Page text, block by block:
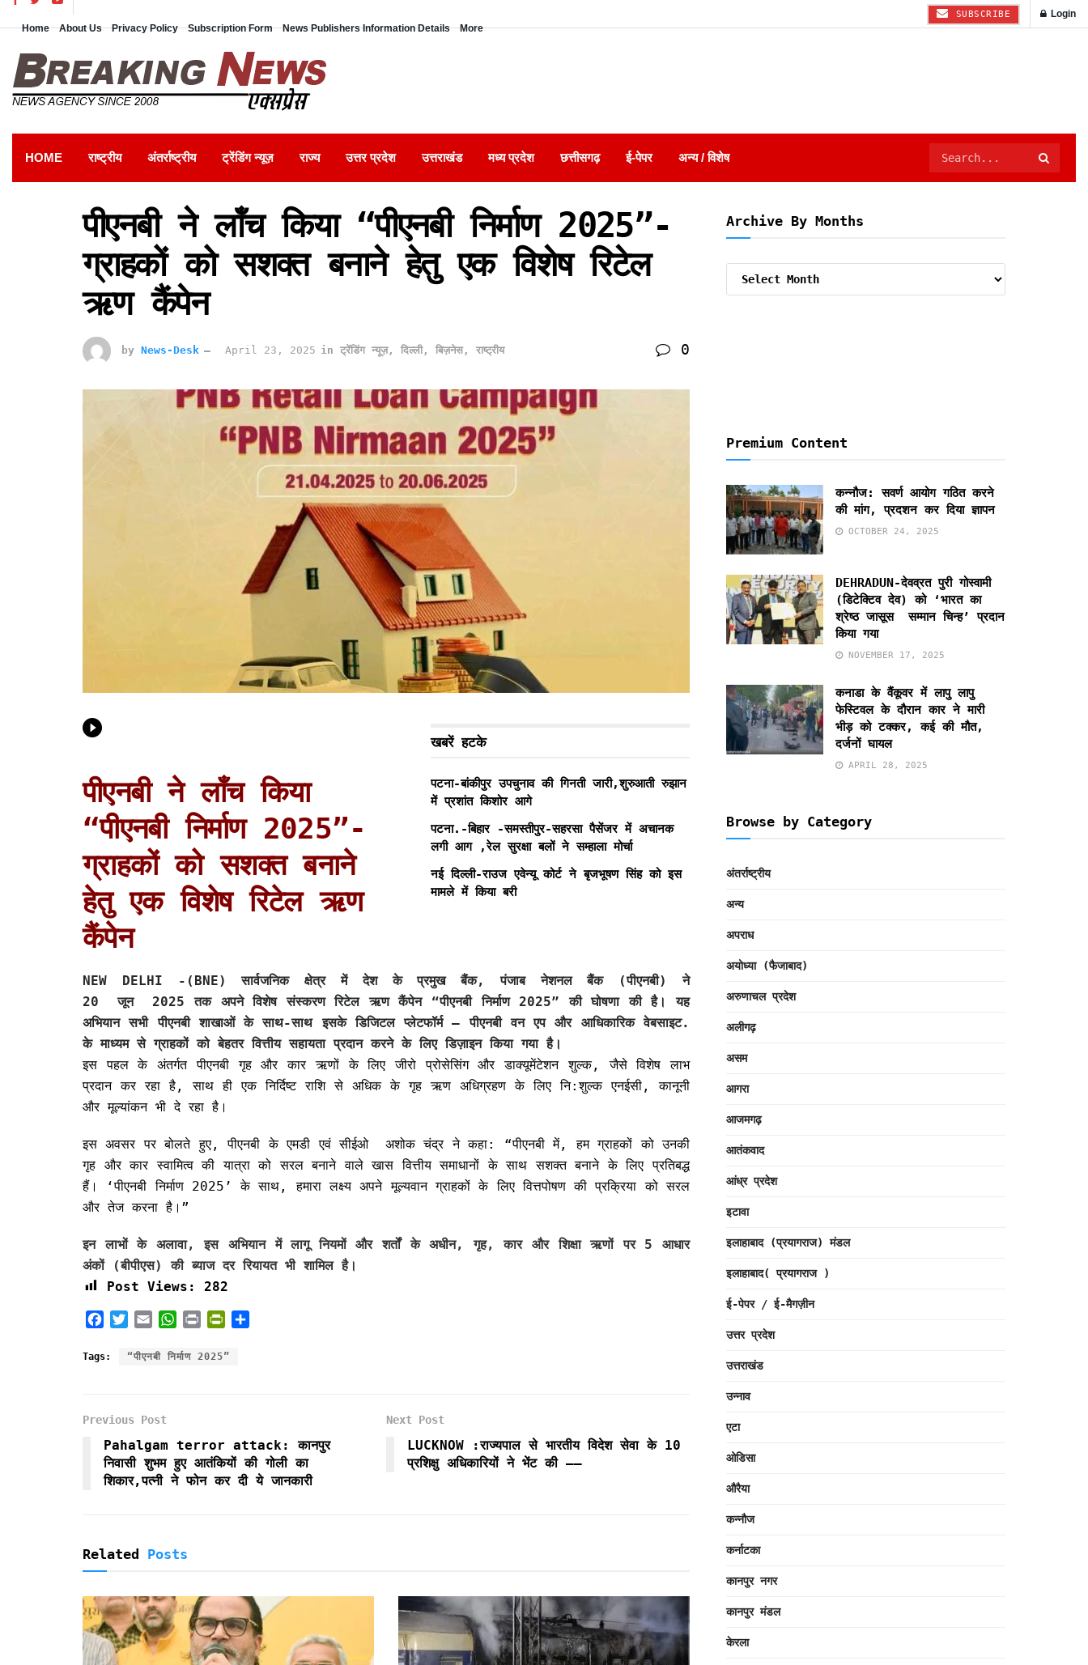
Home About Us Privacy Policy Subscription Form News Publishers Information Details More
SUBSCRIBE Login
HOME राष्ट्रीय अंतर्राष्ट्रीय ट्रेंडिंग न्यूज़ राज्य उत्तर प्रदेश उत्तराखंड मध्य प्रदेश छत्तीसगढ़ ई-पेपर अन्य / विशेष
पीएनबी ने लॉंच किया “पीएनबी निर्माण 2025”-
ग्राहकों को सशक्त बनाने हेतु एक विशेष रिटेल
ऋण कैंपेन
by News-Desk April 23, 2025 in ट्रेंडिंग न्यूज़, दिल्ली, बिज़नेस, राष्ट्रीय 0
खबरें हटके
पटना-बांकीपुर उपचुनाव की गिनती जारी,शुरुआती रुझान
में प्रशांत किशोर आगे
पटना.-बिहार -समस्तीपुर-सहरसा पैसेंजर में अचानक
लगी आग ,रेल सुरक्षा बलों ने सम्हाला मोर्चा
नई दिल्ली-राउज एवेन्यू कोर्ट ने बृजभूषण सिंह को इस
मामले में किया बरी
पीएनबी ने लॉंच किया
“पीएनबी निर्माण 2025”-
ग्राहकों को सशक्त बनाने
हेतु एक विशेष रिटेल ऋण
कैंपेन
NEW DELHI -(BNE)
सार्वजनिक क्षेत्र में देश के प्रमुख बैंक, पंजाब नेशनल बैंक (पीएनबी) ने
20 जून
2025 तक अपने विशेष संस्करण रिटेल ऋण कैंपेन “पीएनबी निर्माण 2025” की घोषणा की है। यह
अभियान सभी पीएनबी शाखाओं के साथ-साथ इसके डिजिटल प्लेटफॉर्म – पीएनबी वन एप और आधिकारिक वेबसाइट.
के माध्यम से ग्राहकों को बेहतर वित्तीय सहायता प्रदान करने के लिए डिज़ाइन किया गया है।
इस पहल के अंतर्गत पीएनबी गृह और कार ऋणों के लिए जीरो प्रोसेसिंग और डाक्यूमेंटेशन शुल्क, जैसे विशेष लाभ
प्रदान कर रहा है, साथ ही एक निर्दिष्ट राशि से अधिक के गृह ऋण अधिग्रहण के लिए नि:शुल्क एनईसी, कानूनी
और मूल्यांकन भी दे रहा है।
इस अवसर पर बोलते हुए, पीएनबी के एमडी एवं सीईओ अशोक चंद्र ने कहा: “पीएनबी में, हम ग्राहकों को उनकी
गृह और कार स्वामित्व की यात्रा को सरल बनाने वाले खास वित्तीय समाधानों के साथ सशक्त बनाने के लिए प्रतिबद्ध
हैं। ‘पीएनबी निर्माण 2025’ के साथ, हमारा लक्ष्य अपने मूल्यवान ग्राहकों के लिए वित्तपोषण की प्रक्रिया को सरल
और तेज करना है।”
इन लाभों के अलावा, इस अभियान में लागू नियमों और शर्तों के अधीन, गृह, कार और शिक्षा ऋणों पर 5 आधार
अंकों (बीपीएस) की ब्याज दर रियायत भी शामिल है।
Post Views:
282
c
o
k
i
r
a
a
p
i
i
e
n
Tags: “पीएनबी निर्माण 2025”
Previous Post
Pahalgam terror attack: कानपुर
निवासी शुभम हुए आतंकियों की गोली का
शिकार,पत्नी ने फोन कर दी ये जानकारी
Next Post
LUCKNOW :राज्यपाल से भारतीय विदेश सेवा के 10
प्रशिक्षु अधिकारियों ने भेंट की ——
Related Posts
Archive By Months
Premium Content
कन्नौज: सवर्ण आयोग गठित करने
की मांग, प्रदशन कर दिया ज्ञापन
OCTOBER 24, 2025
DEHRADUN-देवव्रत पुरी गोस्वामी
(डिटेक्टिव देव) को ‘भारत का
श्रेष्ठ जासूस सम्मान चिन्ह’ प्रदान
किया गया
NOVEMBER 17, 2025
कनाडा के वैंकूवर में लापु लापु
फेस्टिवल के दौरान कार ने मारी
भीड़ को टक्कर, कई की मौत,
दर्जनों घायल
APRIL 28, 2025
Browse by Category
अंतर्राष्ट्रीय
अन्य
अपराध
अयोध्या (फैजाबाद)
अरुणाचल प्रदेश
अलीगढ़
असम
आगरा
आजमगढ़
आतंकवाद
आंध्र प्रदेश
इटावा
इलाहाबाद (प्रयागराज) मंडल
इलाहाबाद( प्रयागराज )
ई-पेपर / ई-मैगज़ीन
उत्तर प्रदेश
उत्तराखंड
उन्नाव
एटा
ओडिसा
औरैया
कन्नौज
कर्नाटका
कानपुर नगर
कानपुर मंडल
केरला